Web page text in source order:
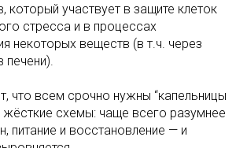
который участвует в защите клеток
стресса и в процессах
некоторых веществ (в т.ч. через
печени).
что всем срочно нужны “капельницы
жёсткие схемы: чаще всего разумнее
питание и восстановление — и